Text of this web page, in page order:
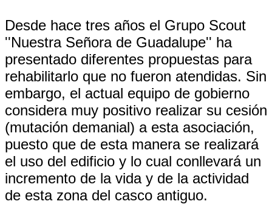
Desde hace tres años el Grupo Scout
''Nuestra Señora de Guadalupe'' ha
presentado diferentes propuestas para
rehabilitarlo que no fueron atendidas. Sin
embargo, el actual equipo de gobierno
considera muy positivo realizar su cesión
(mutación demanial) a esta asociación,
puesto que de esta manera se realizará
el uso del edificio y lo cual conllevará un
incremento de la vida y de la actividad
de esta zona del casco antiguo.